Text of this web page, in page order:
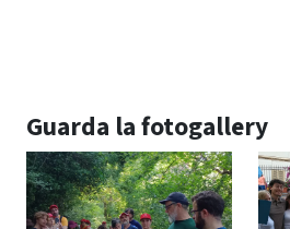
Guarda la fotogallery